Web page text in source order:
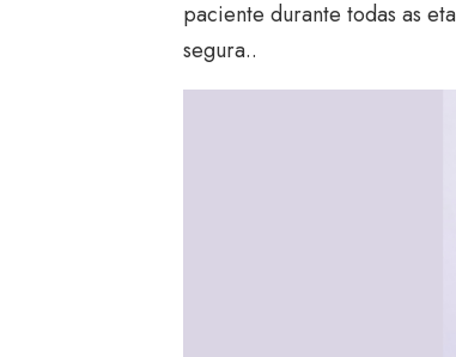
paciente durante todas as
segura..